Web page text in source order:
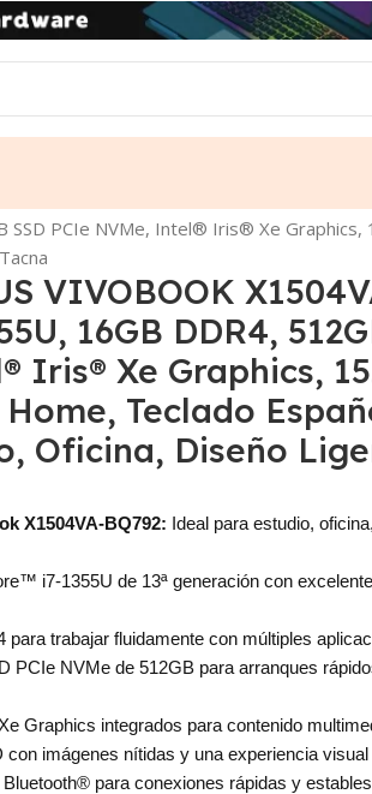
PCIe NVMe, Intel® Iris® Xe Graphics,
VIVOBOOK
16GB DDR4,
Iris® Xe Graphics,
Home, Teclado
Oficina, Diseño
X1504VA-BQ792: Ideal para estudio,
i7-1355U de 13ª generación con
para trabajar fluidamente con múltiples
PCIe NVMe de 512GB para arranques
Graphics integrados para contenido
con imágenes nítidas y una experiencia
para conexiones rápidas y